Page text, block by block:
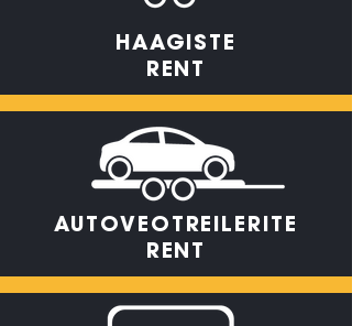
HAAGISTE
RENT
AUTOVEOTREILERITE
RENT